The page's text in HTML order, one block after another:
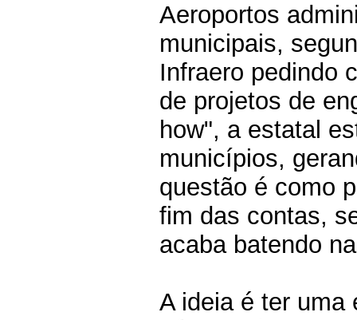
Aeroportos
municipais,
Infraero pedindo
de projetos de
how", a estatal
municípios,
questão é como
fim das contas,
acaba batendo
A ideia é ter uma